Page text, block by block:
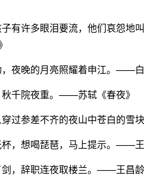
有许多眼泪要流，他们哀怨
夜晚的月亮照耀着申江。——白
千院夜重。——苏轼《春夜》
过参差不齐的夜山中苍白的雪
杯，想喝琵琶，马上提示。——
，辞职连夜取楼兰。——王昌龄